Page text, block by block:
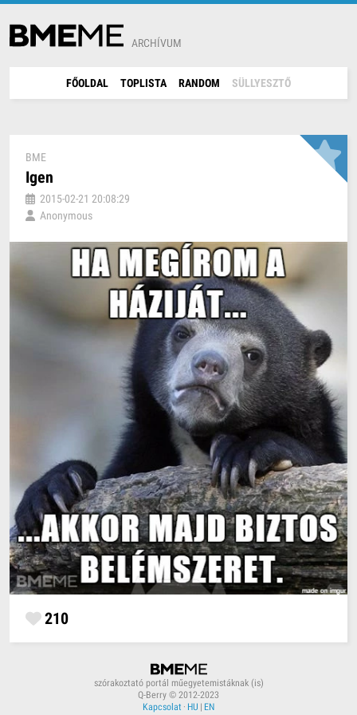
ARCHÍVUM
FŐOLDAL TOPLISTA RANDOM SÜLLYESZTŐ
BME
Igen
2015-02-21 20:08:29
Anonymous
210
szórakoztató portál műegyetemistáknak (is)
Q-Berry © 2012-2023
Kapcsolat · HU | EN